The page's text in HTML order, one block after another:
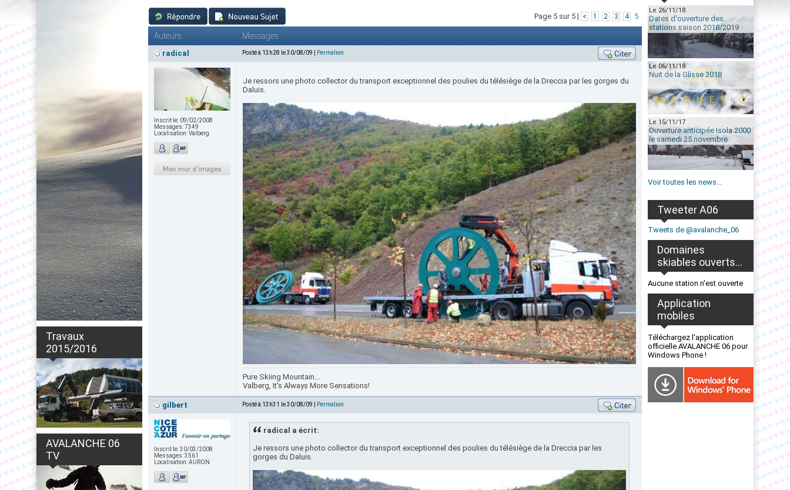
Travaux
2015/2016
AVALANCHE 06
TV
Page 5 sur 5 | < 1 2 3 4 5
Auteurs Messages
radical Posté à 13h28 le 30/08/09 | Permalien
Inscrit le: 09/02/2008
Messages:7349
Localisation:Valberg
Je ressors une photo collector du transport exceptionnel des poulies du télésiège de la Dreccia par les gorges du
Daluis.
Pure Skiing Mountain...
Valberg, It's Always More Sensations!
gilbert Posté à 13h31 le 30/08/09 | Permalien
Inscrit le:30/03/2008
Messages:3561
Localisation:AURON
radical a écrit:
Je ressors une photo collector du transport exceptionnel des poulies du télésiège de la Dreccia par les
gorges du Daluis.
Le 26/11/18
Dates d'ouverture des
stations saison 2018/2019
Le 06/11/18
Nuit de la Glisse 2018
Le 15/11/17
Ouverture anticipée Isola 2000
le samedi 25 novembre
Voir toutes les news...
Tweeter A06
Tweets de @avalanche_06
Domaines
skiables ouverts...
Aucune station n'est ouverte
Application
mobiles
Téléchargez l'application
officielle AVALANCHE 06 pour
Windows Phone !